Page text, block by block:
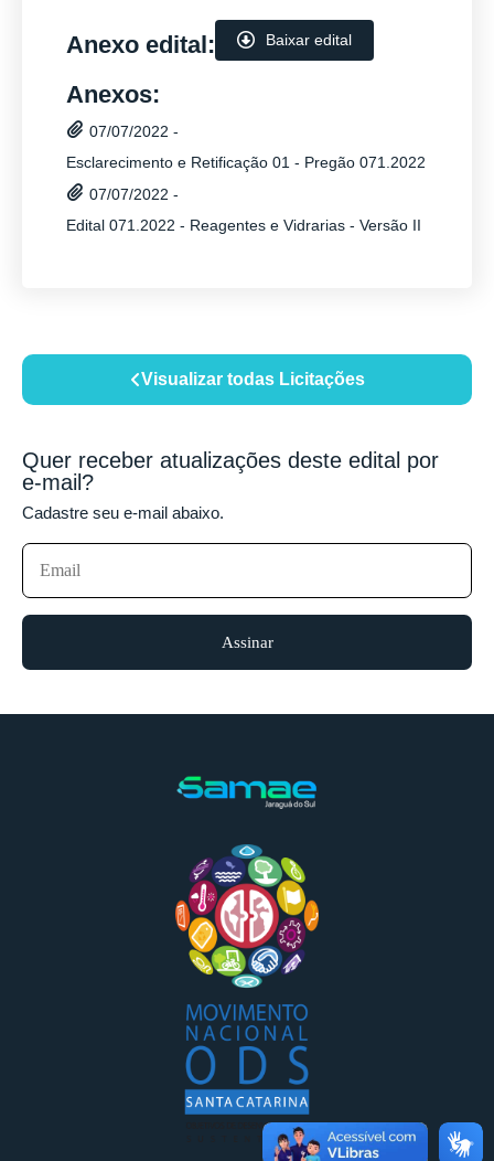
Visualizar todas Licitações
Quer receber atualizações deste edital por
e-mail?
Cadastre seu e-mail abaixo.
Assinar
Anexo edital: Baixar edital
Anexos:
07/07/2022 -
Esclarecimento e Retificação 01 - Pregão 071.2022
07/07/2022 -
Edital 071.2022 - Reagentes e Vidrarias - Versão II